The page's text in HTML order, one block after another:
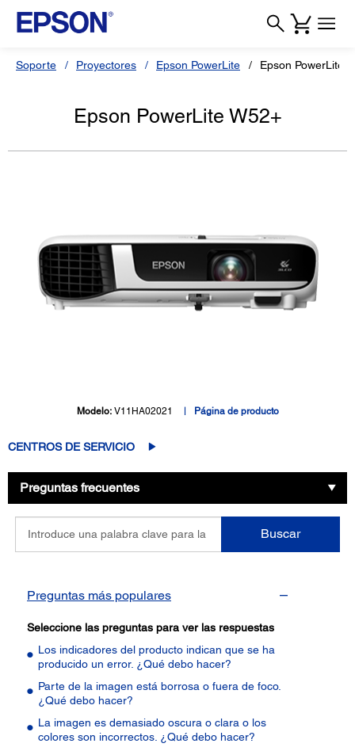
Soporte Proyectores Epson PowerLite Epson PowerLite
Epson PowerLite W52+
Modelo: V11HA02021 Página de producto
CENTROS DE SERVICIO
Preguntas frecuentes
una
palabra
Buscar
Preguntas más populares
Seleccione las preguntas para ver las respuestas
Los indicadores del producto indican que se ha
producido un error. ¿Qué debo hacer?
Parte de la imagen está borrosa o fuera de foco.
¿Qué debo hacer?
La imagen es demasiado oscura o clara o los
colores son incorrectos. ¿Qué debo hacer?